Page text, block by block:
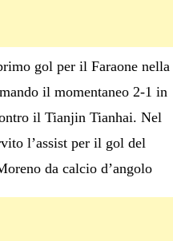
gol per il Faraone nella
il momentaneo 2-1 in
il Tianjin Tianhai. Nel
l’assist per il gol del
da calcio d’angolo